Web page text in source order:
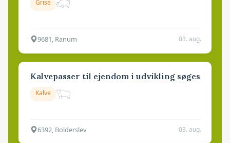
Grise
9681, Ranum 03. aug.
Kalvepasser til ejendom i udvikling søges
Kalve
6392, Bolderslev 03. aug.